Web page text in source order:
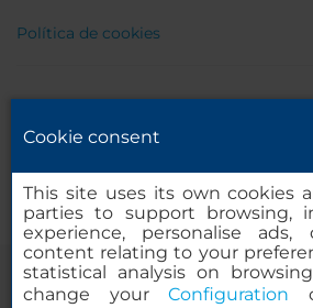
Política de cookies
Canal de denuncias
Cookie consent
This site uses its own cookies
parties to support browsing,
experience, personalise
content relating to your
statistical analysis on
change yourConfiguration